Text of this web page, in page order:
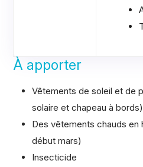
À apporter
Vêtements de soleil et de
solaire et chapeau à bords)
Des vêtements chauds en
début mars)
Insecticide